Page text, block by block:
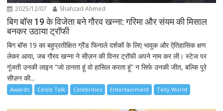
2025/12/07 Shahzad Ahmed
बिग बॉस 19 के विजेता बने गौरव खन्ना: गरिमा और संयम की मिसाल
बनकर उठाया ट्रॉफी
बिग बॉस 19 का बहुप्रतीक्षित ग्रैंड फिनाले दर्शकों के लिए भावुक और ऐतिहासिक क्षण
लेकर आया, जब गौरव खन्ना ने सीज़न की विनर ट्रॉफी अपने नाम कर ली। स्टेज पर
गूंजती उनकी लाइन “जो ठानता हूं वो हासिल करता हूं” न सिर्फ उनकी जीत, बल्कि पूरे
सीज़न की...
Awards Celeb Talk Celebrities Entertainment Telly World